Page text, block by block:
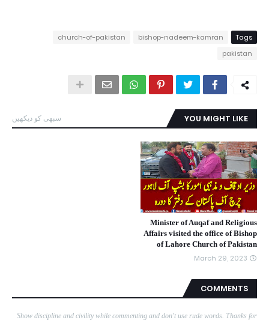
Tags
bishop-nadeem-kamran
church-of-pakistan
pakistan
YOU MIGHT LIKE سبھی کو دیکھیں
Minister of Auqaf and Religious
Affairs visited the office of Bishop
of Lahore Church of Pakistan
March 29, 2023
COMMENTS
Show discipline and civility while commenting and don't use rude words. Thanks for